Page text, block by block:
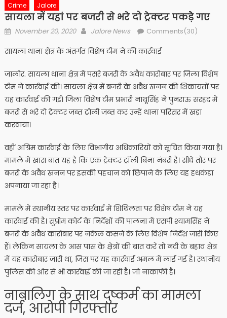
Crime Jalore
सायला में यहां पर बजरी से भरे दो ट्रेक्टर पकड़ेे गए
Posted
November 20, 2020 Author
Jalore News Comments(30)
सायला थाना क्षेत्र के अंतर्गत विशेष टीम ने की कार्रवाई
जालोर. सायला थाना क्षेत्र में पसरे बजरी के अवैध कारोबार पर जिला विशेष
टीम ने कार्रवाई की। सायला क्षेत्र में बजरी के अवैध खनन की शिकायतों पर
यह कार्रवाई की गई। जिला विशेष टीम प्रभारी नाथूसिंह ने पुनराऊ सरहद में
बजरी से भरे दो ट्रेक्टर जब्त ट्रोली जब्त कर उन्हें थाना परिसर में खड़ा
करवाया।
वहीं अग्रिम कार्रवाई के लिए विभागीय अधिकारियों को सूचित किया गया है।
मामले में खास बात यह है कि एक ट्रेक्टर ट्रॉली बिना नंबरी है। सीधे तौर पर
बजरी के अवैध खनन पर इसकी पहचान को छिपाने के लिए यह हथकंडा
अपनाया जा रहा है।
मामले में स्थानीय स्तर पर कार्रवाई में शिथिलता पर विशेष टीम ने यह
कार्रवाई की है। सुप्रीम कोर्ट के निर्देशों की पालना में एसपी श्यामसिंह ने
बजरी के अवैध कारोबार पर नकेल कसने के लिए विशेष निर्देश जारी किए
हैं। लेकिन सायला के आस पास के क्षेत्रों की बात करें तो नदी के बहाव क्षेत्र
में यह कारोबार जारी था, जिस पर यह कार्रवाई अमल में लाई गई है। स्थानीय
पुलिस की ओर से भी कार्रवाई की जा रही है। जो नाकाफी है।
नाबालिग के साथ दुष्कर्म का मामला
दर्ज, आरोपी गिरफ्तार